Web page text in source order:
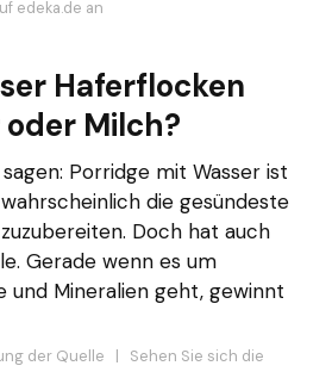
edeka.de an
Haferflocken
Milch?
Porridge mit Wasser ist
die gesündeste
Doch hat auch
Gerade wenn es um
und Mineralien geht, gewinnt
der Quelle | Sehen Sie sich die